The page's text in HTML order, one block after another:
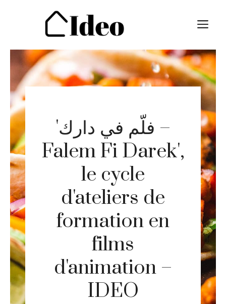
'فلّم في دارك –
Falem Fi Darek',
le cycle
d'ateliers de
formation en
films
d'animation –
IDEO